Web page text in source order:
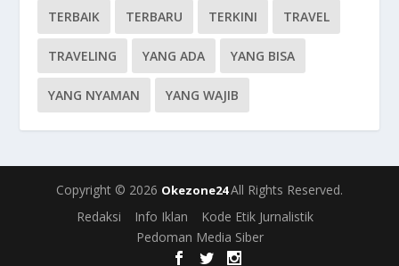
TERBAIK TERBARU TERKINI TRAVEL
TRAVELING YANG ADA YANG BISA
YANG NYAMAN YANG WAJIB
Copyright © 2026 Okezone24All Rights Reserved.
Redaksi
Info Iklan
Kode Etik Jurnalistik
Pedoman Media Siber